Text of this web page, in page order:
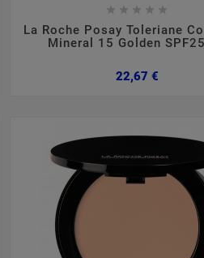
março 05 ,2024
    
La Roche Posay Toleriane
Mineral 15 Golden
22,67 €Preço